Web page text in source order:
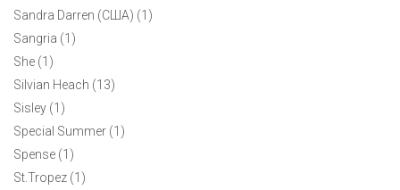
Футболка Alfani XL
4100 ₽
Классическая футболка Alfani с V-образным вырезом.
Спокойного сиреневого цвета. Маркировка XL на р. 50-52.
Приталенный силуэт slim fit. Комфортный натуральный
Sandra Darren (США) (1)
Sangria (1)
She (1)
Silvian Heach (13)
Sisley (1)
Special Summer (1)
Spense (1)
St.Tropez (1)